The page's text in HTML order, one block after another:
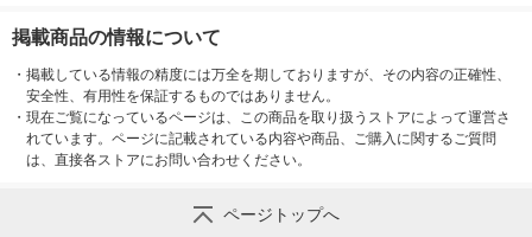
掲載商品の情報について
・ 掲載している情報の精度には万全を期しておりますが、その内容の正確性、
安全性、有用性を保証するものではありません。
・ 現在ご覧になっているページは、この商品を取り扱うストアによって運営さ
れています。ページに記載されている内容や商品、ご購入に関するご質問
は、直接各ストアにお問い合わせください。
ページトップへ